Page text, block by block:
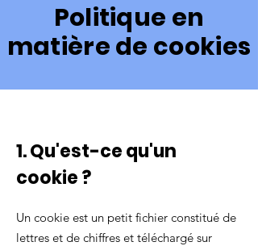
Politique en
matière de cookies
1. Qu'est-ce qu'un
cookie ?
Un cookie est un petit fichier constitué de
lettres et de chiffres et téléchargé sur